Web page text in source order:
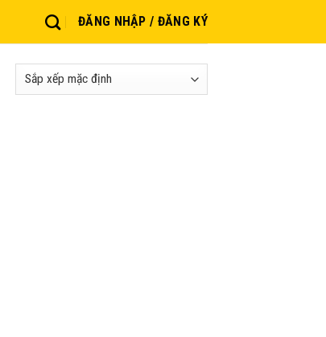
ĐĂNG NHẬP / ĐĂNG KÝ